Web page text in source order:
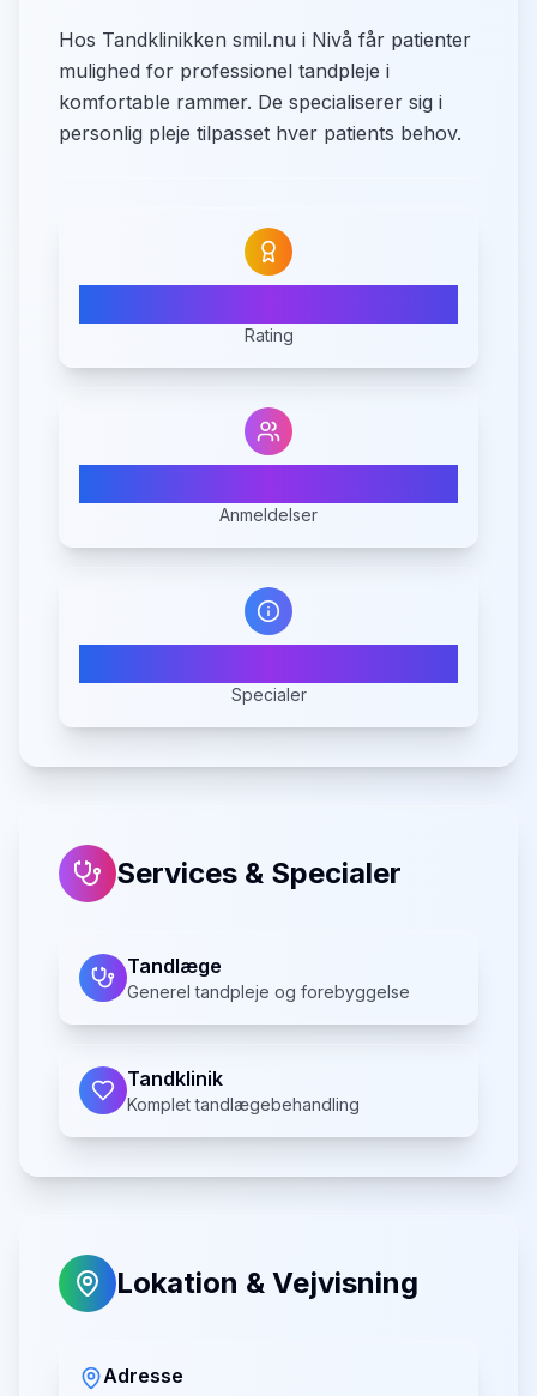
Hos Tandklinikken smil.nu i Nivå får patienter
mulighed for professionel tandpleje i
komfortable rammer. De specialiserer sig i
personlig pleje tilpasset hver patients behov.
Rating
Anmeldelser
Specialer
Services & Specialer
Tandlæge
Generel tandpleje og forebyggelse
Tandklinik
Komplet tandlægebehandling
Lokation & Vejvisning
Adresse